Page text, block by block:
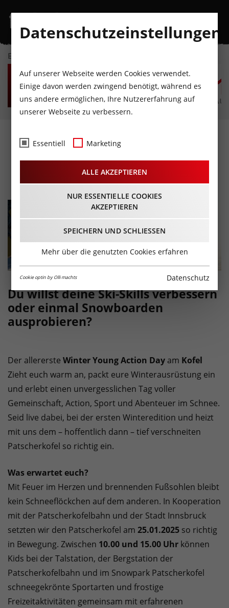
EVENTKALENDER
FR
7
AUGUST
SA
8
AUGUST
SO
9
AUGUST
MO
10
AUGUST
DI
11
AUGUST
Winter Young Action Day
am Patscherkofel
25.01.2025 - Beginn 10:00 Uhr
Du willst deine Ski-Skills verbessern
oder einmal Snowboarden
ausprobieren?
Der allererste Winter Young Action Day am Kofel
Zieht euch warm an, packt eure Winterausrüstung ein
und erlebt einen unvergesslichen Tag voller
Gemeinschaft, Action, Sport und Abenteuer im Schnee.
Seid live dabei, bei der ersten Winteredition und heizt
mit uns dem – hoffentlich dann – tief verschneiten
Patscherkofel so richtig ein.
Was erwartet euch?
Mit Feuer im Herzen und brennenden Fußsohlen bleibt
kein Schneeflöckchen auf dem anderen. In Kooperation
mit der Patscherkofelbahn und der Stadt Innsbruck
setzten wir den Patscherkofel am 25.01.2025 so richtig
in Bewegung. Zwischen 10.00 und 15.00 Uhr können
Kids bei der Talstation, der Bergstation der
Patscherkofelbahn und im Snowpark Patscherkofel
schneegekrönte Sportarten und frostige
Freizeitaktivitäten gemeinsam mit erfahrenen
Datenschutzeinstellungen
Auf unserer Webseite werden Cookies verwendet.
Einige davon werden zwingend benötigt, während es
uns andere ermöglichen, Ihre Nutzererfahrung auf
unserer Webseite zu verbessern.
Essentiell Marketing
ALLE AKZEPTIEREN
NUR ESSENTIELLE COOKIES
AKZEPTIEREN
SPEICHERN UND SCHLIESSEN
Mehr über die genutzten Cookies erfahren
Cookie optin by Olli machts Datenschutz